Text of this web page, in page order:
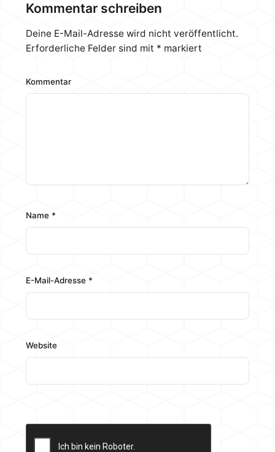
Kommentar schreiben
Deine E-Mail-Adresse wird nicht veröffentlicht.
Erforderliche Felder sind mit * markiert
Kommentar
Name *
E-Mail-Adresse *
Website